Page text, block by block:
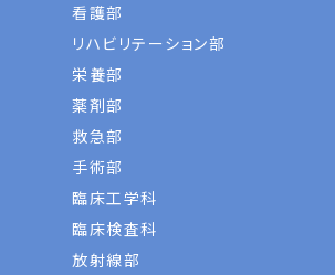
看護部
リハビリテーション部
栄養部
薬剤部
救急部
手術部
臨床工学科
臨床検査科
放射線部